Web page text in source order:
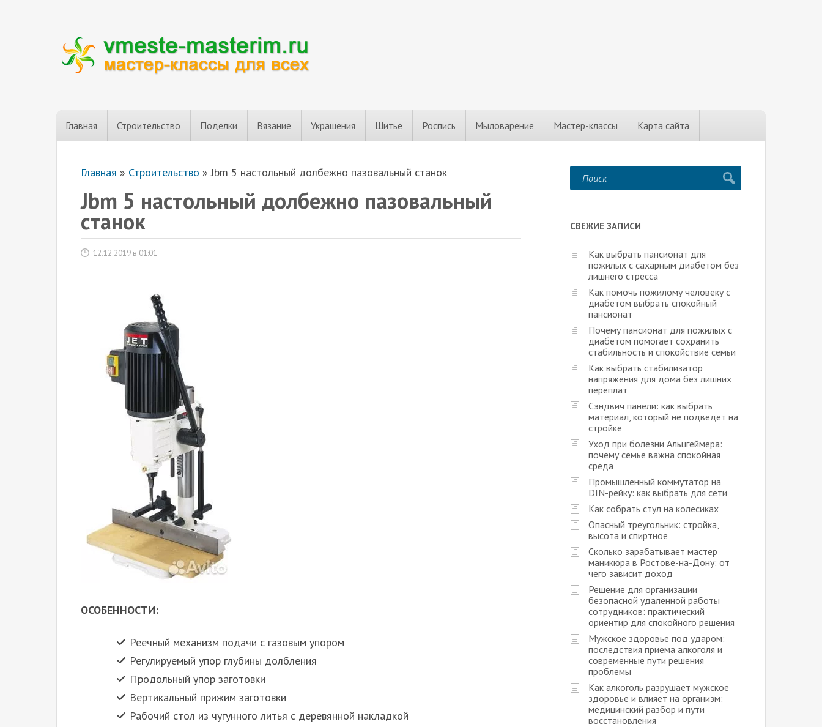
Главная Строительство Поделки Вязание Украшения Шитье Роспись Мыловарение Мастер-классы Карта сайта
Главная » Строительство »Jbm 5 настольный долбежно пазовальный станок
Jbm 5 настольный долбежно пазовальный
станок
12.12.2019 в 01:01
ОСОБЕННОСТИ:
Реечный механизм подачи с газовым упором
Регулируемый упор глубины долбления
Продольный упор заготовки
Вертикальный прижим заготовки
Рабочий стол из чугунного литья с деревянной накладкой
СВЕЖИЕ ЗАПИСИ
Как выбрать пансионат для
пожилых с сахарным диабетом без
лишнего стресса
Как помочь пожилому человеку с
диабетом выбрать спокойный
пансионат
Почему пансионат для пожилых с
диабетом помогает сохранить
стабильность и спокойствие семьи
Как выбрать стабилизатор
напряжения для дома без лишних
переплат
Сэндвич панели: как выбрать
материал, который не подведет на
стройке
Уход при болезни Альцгеймера:
почему семье важна спокойная
среда
Промышленный коммутатор на
DIN-рейку: как выбрать для сети
Как собрать стул на колесиках
Опасный треугольник: стройка,
высота и спиртное
Сколько зарабатывает мастер
маникюра в Ростове-на-Дону: от
чего зависит доход
Решение для организации
безопасной удаленной работы
сотрудников: практический
ориентир для спокойного решения
Мужское здоровье под ударом:
последствия приема алкоголя и
современные пути решения
проблемы
Как алкоголь разрушает мужское
здоровье и влияет на организм:
медицинский разбор и пути
восстановления